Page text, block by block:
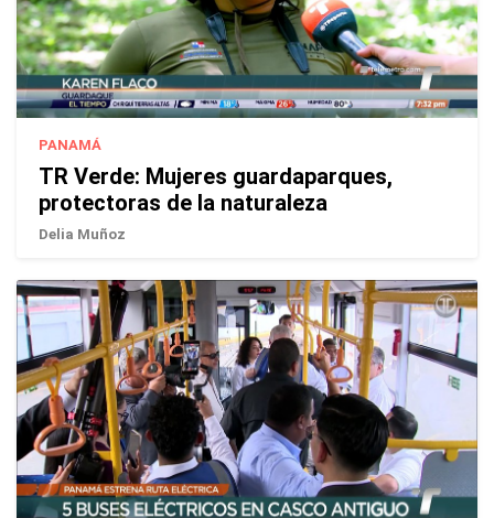
PANAMÁ
TR Verde: Mujeres guardaparques,
protectoras de la naturaleza
Delia Muñoz